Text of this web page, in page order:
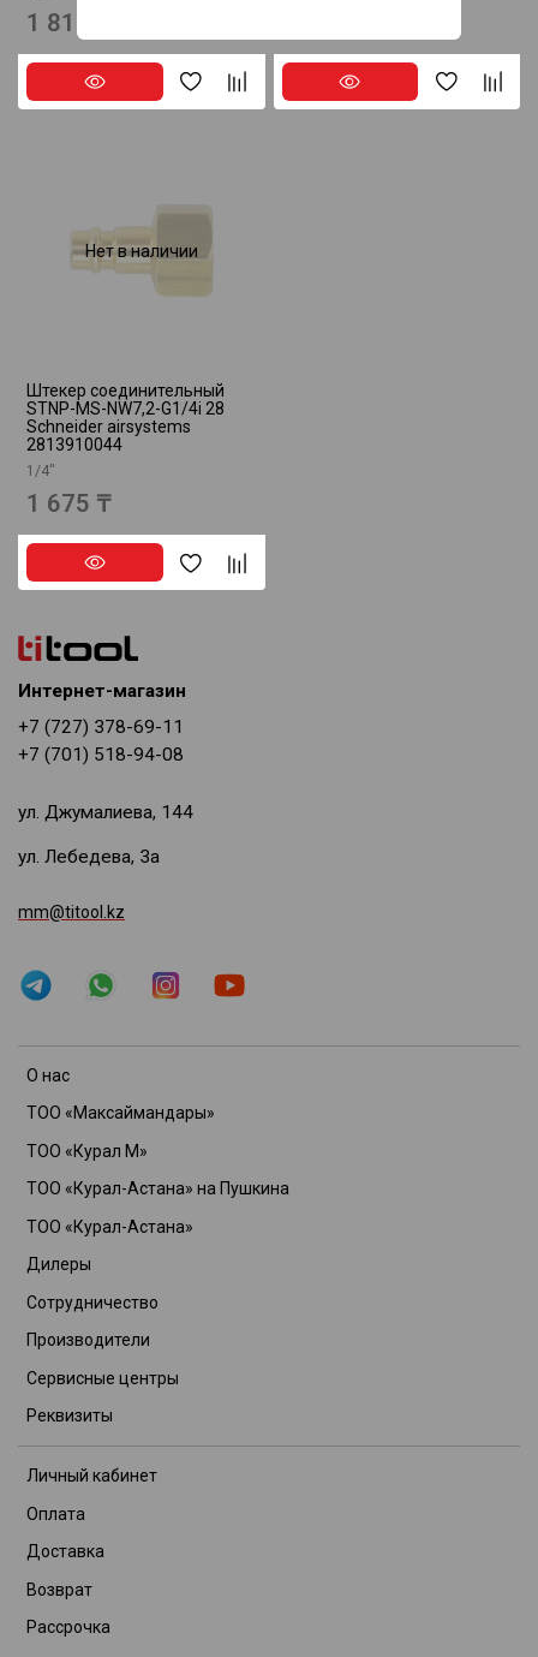
1 815 ₸
Нет в наличии
Штекер соединительный
STNP-MS-NW7,2-G1/4i 28
Schneider airsystems
2813910044
1/4"
1 675 ₸
О нас
ТОО «Максаймандары»
ТОО «Курал М»
ТОО «Курал-Астана» на Пушкина
ТОО «Курал-Астана»
Дилеры
Сотрудничество
Производители
Сервисные центры
Реквизиты
Личный кабинет
Оплата
Доставка
Возврат
Рассрочка
Интернет-магазин
+7 (727) 378-69-11
+7 (701) 518-94-08
ул. Джумалиева, 144
ул. Лебедева, 3а
mm@titool.kz